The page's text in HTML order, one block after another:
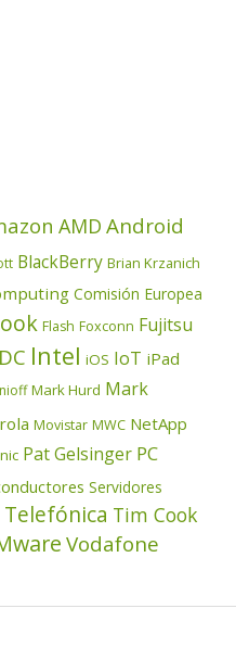
AMD Android
BlackBerry Brian Krzanich
Comisión Europea
Flash Foxconn Fujitsu
Intel iOS IoT iPad
Mark Hurd Mark
Movistar MWC NetApp
Pat Gelsinger PC
Servidores
Telefónica Tim Cook
Vodafone